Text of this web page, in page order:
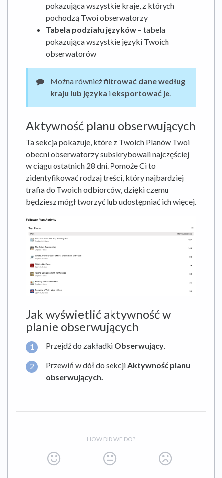
pokazująca wszystkie kraje, z których
pochodzą Twoi obserwatorzy
Tabela podziału języków – tabela
pokazująca wszystkie języki Twoich
obserwatorów
Można równieżfiltrować dane według
kraju lub języka i eksportować je
Aktywność planu obserwujących
Ta sekcja pokazuje, które z Twoich Planów Twoi
obecni obserwatorzy subskrybowali najczęściej
w ciągu ostatnich 28 dni. Pomoże Ci to
zidentyfikować rodzaj treści, który najbardziej
trafia do Twoich odbiorców, dzięki czemu
będziesz mógł tworzyć lub udostępniać ich więcej.
Jak wyświetlić aktywność w
planie obserwujących
Przejdź do zakładki Obserwujący
Przewiń w dół do sekcjiAktywność planu
obserwujących.
HOW DID WE DO?